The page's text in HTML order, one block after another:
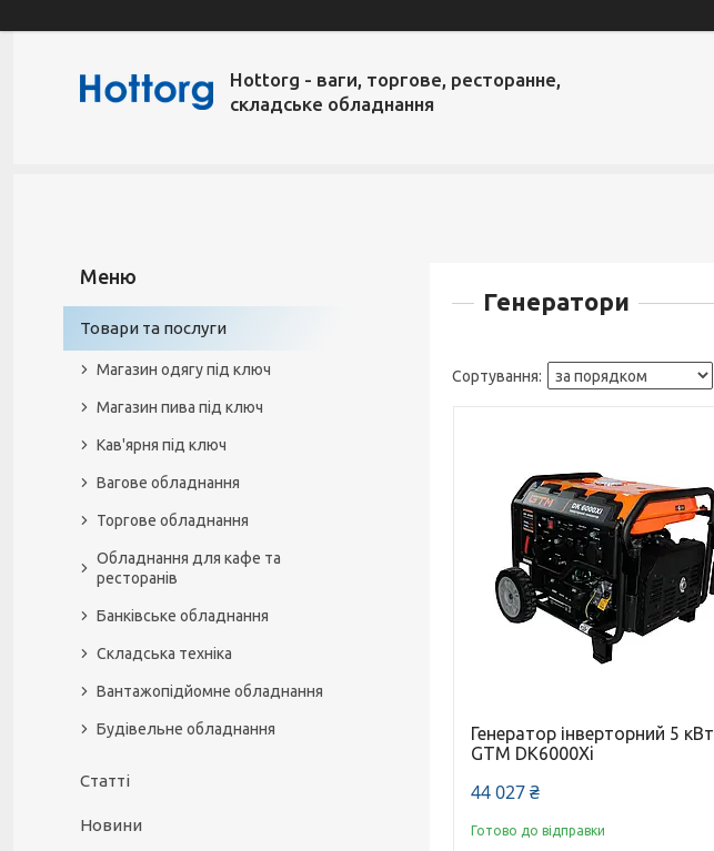
Hottorg - ваги, торгове, ресторанне,
складське обладнання
Генератори
Генератор інверторний 5 кВт
GTM DK6000Xi
44 027 ₴
Готово до відправки
Товари та послуги
Магазин одягу під ключ
Магазин пива під ключ
Кав'ярня під ключ
Вагове обладнання
Торгове обладнання
Обладнання для кафе та
ресторанів
Банківське обладнання
Складська техніка
Вантажопідйомне обладнання
Будівельне обладнання
Статті
Новини